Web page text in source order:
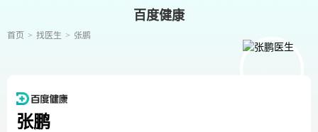
百度健康
首页 找医生 张鹏
张鹏